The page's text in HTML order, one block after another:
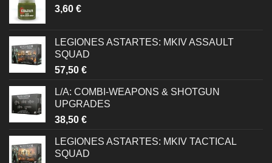
3,60 €
LEGIONES ASTARTES: MKIV ASSAULT
SQUAD
57,50 €
L/A: COMBI-WEAPONS & SHOTGUN
UPGRADES
38,50 €
LEGIONES ASTARTES: MKIV TACTICAL
SQUAD